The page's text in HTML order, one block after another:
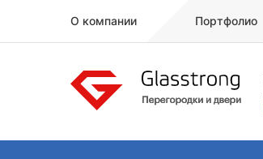
О компании Портфолио